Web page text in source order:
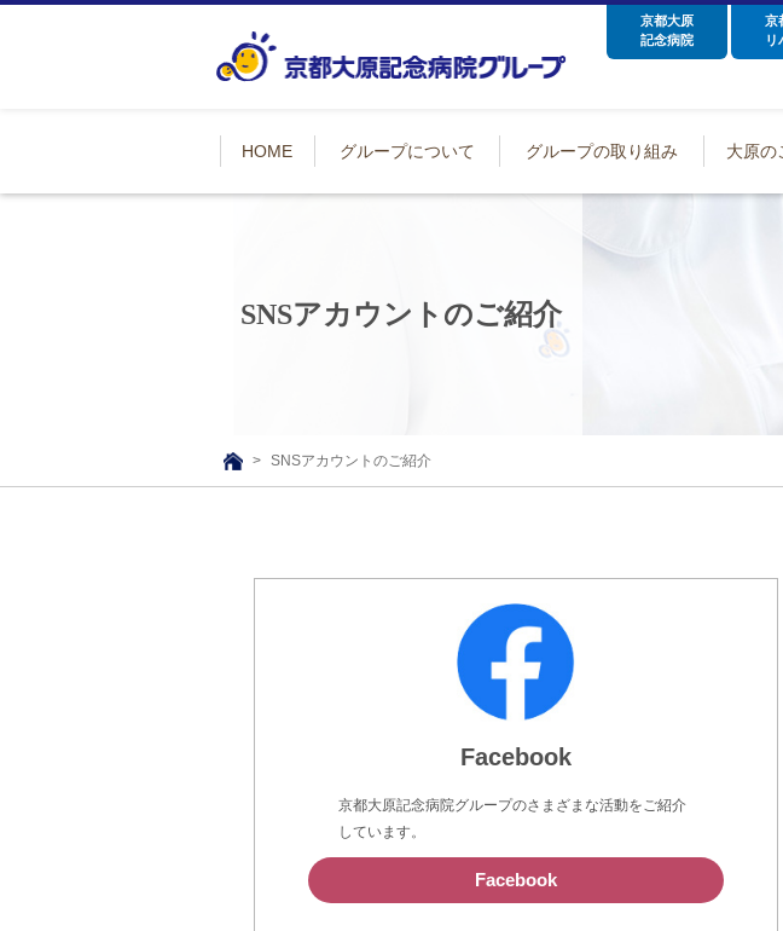
HOME グループについて グループの取り組み 大原の
京都大原
記念病院
京
リ
SNSアカウントのご紹介
TOP
SNSアカウントのご紹介
Facebook
京都大原記念病院グループのさまざまな活動をご紹介
しています。
Facebook